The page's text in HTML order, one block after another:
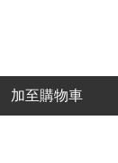
加至購物車